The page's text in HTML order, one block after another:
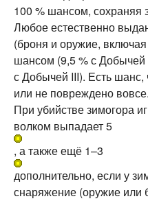
100 % шансом, сохраняя
Любое естественно
(броня и оружие, включая
шансом (9,5 % с Добычей
с Добычей III). Есть шанс,
или не повреждено вовсе.
При убийстве зимогора
волком выпадает 5
, а также ещё 1–3
дополнительно, если у
снаряжение (оружие или